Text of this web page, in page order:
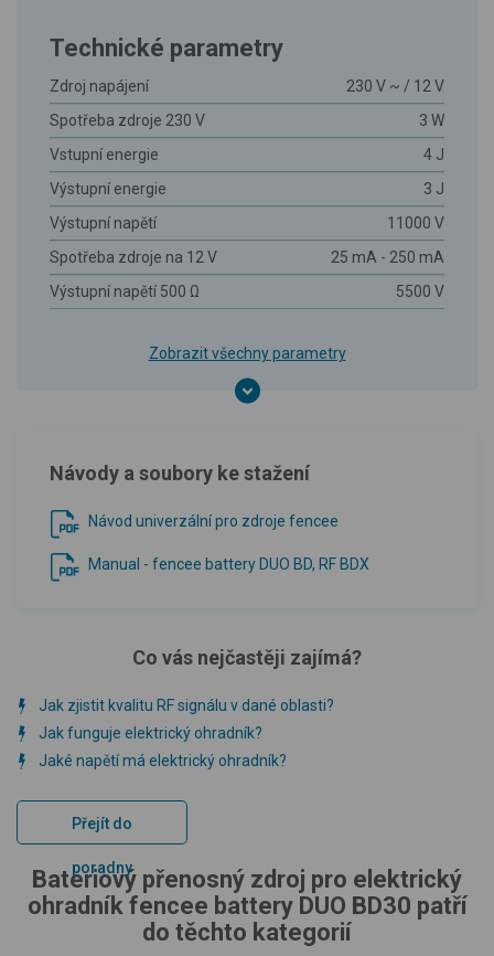
Technické parametry
Zdroj napájení
230 V ~ / 12 V
Spotřeba zdroje 230 V
3 W
Vstupní energie
4 J
Výstupní energie
3 J
Výstupní napětí
11000 V
Spotřeba zdroje na 12 V
25 mA - 250 mA
Výstupní napětí 500 Ω
5500 V
Zobrazit všechny parametry
Návody a soubory ke stažení
Návod univerzální pro zdroje fencee
Manual - fencee battery DUO BD, RF BDX
Co vás nejčastěji zajímá?
Jak zjistit kvalitu RF signálu v dané oblasti?
Jak funguje elektrický ohradník?
Jaké napětí má elektrický ohradník?
Přejít do
poradny
Bateriový přenosný zdroj pro elektrický
ohradník fencee battery DUO BD30 patří
do těchto kategorií